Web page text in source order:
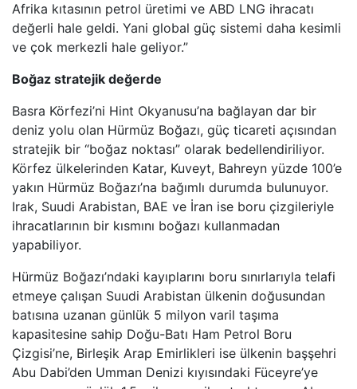
Afrika kıtasının petrol üretimi ve ABD LNG ihracatı
değerli hale geldi. Yani global güç sistemi daha kesimli
ve çok merkezli hale geliyor.”
Boğaz stratejik değerde
Basra Körfezi’ni Hint Okyanusu’na bağlayan dar bir
deniz yolu olan Hürmüz Boğazı, güç ticareti açısından
stratejik bir “boğaz noktası” olarak bedellendiriliyor.
Körfez ülkelerinden Katar, Kuveyt, Bahreyn yüzde 100’e
yakın Hürmüz Boğazı’na bağımlı durumda bulunuyor.
Irak, Suudi Arabistan, BAE ve İran ise boru çizgileriyle
ihracatlarının bir kısmını boğazı kullanmadan
yapabiliyor.
Hürmüz Boğazı’ndaki kayıplarını boru sınırlarıyla telafi
etmeye çalışan Suudi Arabistan ülkenin doğusundan
batısına uzanan günlük 5 milyon varil taşıma
kapasitesine sahip Doğu-Batı Ham Petrol Boru
Çizgisi’ne, Birleşik Arap Emirlikleri ise ülkenin başşehri
Abu Dabi’den Umman Denizi kıyısındaki Füceyre’ye